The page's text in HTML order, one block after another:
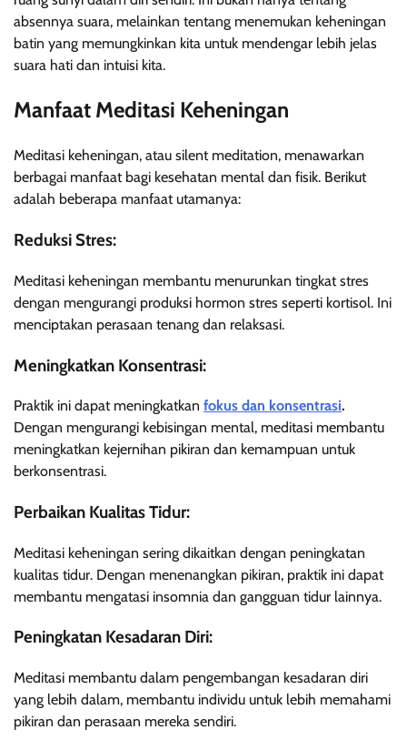
absennya suara, melainkan tentang menemukan keheningan
batin yang memungkinkan kita untuk mendengar lebih jelas
suara hati dan intuisi kita.
Manfaat Meditasi Keheningan
Meditasi keheningan, atau silent meditation, menawarkan
berbagai manfaat bagi kesehatan mental dan fisik. Berikut
adalah beberapa manfaat utamanya:
Reduksi Stres:
Meditasi keheningan membantu menurunkan tingkat stres
dengan mengurangi produksi hormon stres seperti kortisol. Ini
menciptakan perasaan tenang dan relaksasi.
Meningkatkan Konsentrasi:
Praktik ini dapat meningkatkan fokus dan konsentrasi.
Dengan mengurangi kebisingan mental, meditasi membantu
meningkatkan kejernihan pikiran dan kemampuan untuk
berkonsentrasi.
Perbaikan Kualitas Tidur:
Meditasi keheningan sering dikaitkan dengan peningkatan
kualitas tidur. Dengan menenangkan pikiran, praktik ini dapat
membantu mengatasi insomnia dan gangguan tidur lainnya.
Peningkatan Kesadaran Diri:
Meditasi membantu dalam pengembangan kesadaran diri
yang lebih dalam, membantu individu untuk lebih memahami
pikiran dan perasaan mereka sendiri.